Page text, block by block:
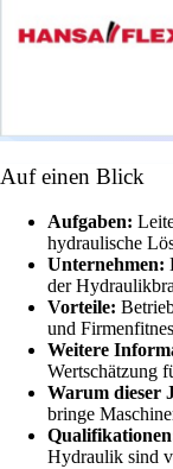
Auf einen Blick
Aufgaben:
hydraulische
Unternehmen:
der
Vorteile:
und
Weitere
Wertschätzung
Warum dieser
bringe
Hydraulik sind